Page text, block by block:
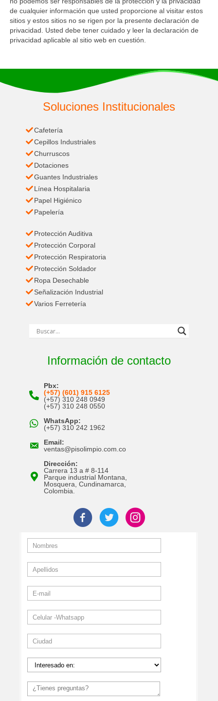
de cualquier información que usted proporcione al visitar estos
sitios y estos sitios no se rigen por la presente declaración de
privacidad. Usted debe tener cuidado y leer la declaración de
privacidad aplicable al sitio web en cuestión.
Soluciones Institucionales
Cafetería
Cepillos Industriales
Churruscos
Dotaciones
Guantes Industriales
Línea Hospitalaria
Papel Higiénico
Papelería
Protección Auditiva
Protección Corporal
Protección Respiratoria
Protección Soldador
Ropa Desechable
Señalización Industrial
Varios Ferretería
Información de contacto
Pbx:
(+57) (601) 915 6125
(+57) 310 248 0949
(+57) 310 248 0550
WhatsApp:
(+57) 310 242 1962
Email:
ventas@pisolimpio.com.co
Dirección:
Carrera 13 a # 8-114
Parque industrial Montana,
Mosquera, Cundinamarca,
Colombia.